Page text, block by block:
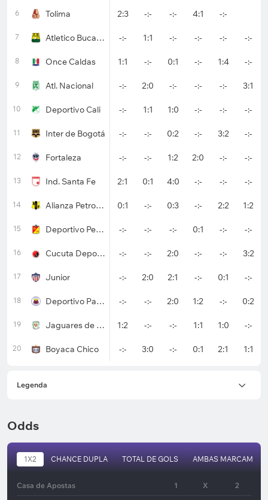
6 Tolima 2:3 -:- -:- 4:1 -:-
7 Atletico Bucaramanga -:- 1:1 -:- -:- -:- -:-
8 Once Caldas 1:1 -:- 0:1 -:- 1:4 -:-
9 Atl. Nacional -:- 2:0 -:- -:- -:- 3:1
10 Deportivo Cali -:- 1:1 1:0 -:- -:- -:-
11 Inter de Bogotá -:- -:- 0:2 -:- 3:2 -:-
12 Fortaleza -:- -:- 1:2 2:0 -:- -:-
13 Ind. Santa Fe 2:1 0:1 4:0 -:- -:- -:-
14 Alianza Petrolera 0:1 -:- 0:3 -:- 2:2 1:2
15 Deportivo Pereira -:- -:- -:- 0:1 -:- -:-
16 Cucuta Deportivo -:- -:- 2:0 -:- -:- 3:2
17 Junior -:- 2:0 2:1 -:- 0:1 -:-
18 Deportivo Pasto -:- -:- 2:0 1:2 -:- 0:2
19 Jaguares de Cordoba 1:2 -:- -:- 1:1 1:0 -:-
20 Boyaca Chico -:- 3:0 -:- 0:1 2:1 1:1
Legenda
Odds
1X2 CHANCE DUPLA TOTAL DE GOLS AMBAS MARCAM
Casa de Apostas 1 X 2